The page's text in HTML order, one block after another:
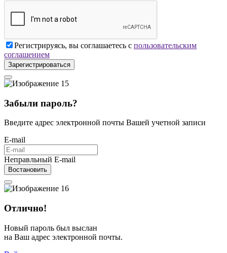
Регистрируясь, вы соглашаетесь с пользовательским
соглашением
Зарегистрироваться
Забыли пароль?
Введите адрес электронной почты Вашей учетной записи
E-mail
Неправльный E-mail
Востановить
Отлично!
Новый пароль был выслан
на Ваш адрес электронной почты.